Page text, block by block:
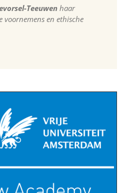
Teeuwen haar
voornemens en ethische